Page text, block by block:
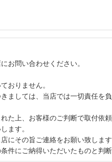
お問い合わせください。
おりません。
ましては、当店では一切責任を
た上、お客様のご判断で取付依頼
ます。
にその旨ご連絡をお願い致します
件にご納得いただいたものと判断